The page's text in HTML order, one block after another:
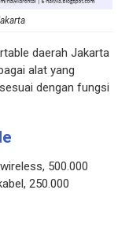
daerah Jakarta
alat yang
dengan fungsi
500.000
250.000